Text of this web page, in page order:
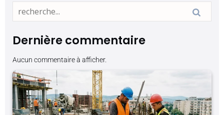
Dernière commentaire
Aucun commentaire à afficher.